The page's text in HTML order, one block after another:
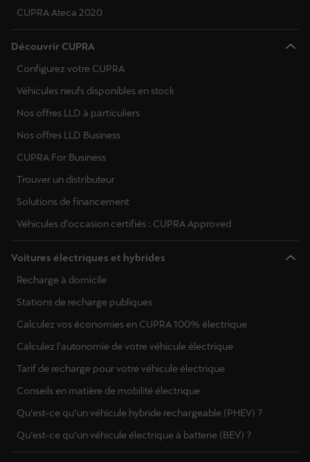
CUPRA Ateca 2020
Découvrir CUPRA
Configurez votre CUPRA
Véhicules neufs disponibles en stock
Nos offres LLD à particuliers
Nos offres LLD Business
CUPRA For Business
Trouver un distributeur
Solutions de financement
Véhicules d’occasion certifiés : CUPRA Approved
Voitures électriques et hybrides
Recharge à domicile
Stations de recharge publiques
Calculez vos économies en CUPRA 100% électrique
Calculez l'autonomie de votre véhicule électrique
Tarif de recharge pour votre véhicule électrique
Conseils en matière de mobilité électrique
Qu’est-ce qu’un véhicule hybride rechargeable (PHEV) ?
Qu’est-ce qu’un véhicule électrique à batterie (BEV) ?